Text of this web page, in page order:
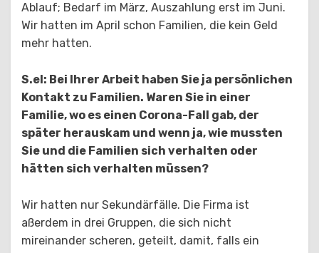
Ablauf; Bedarf im März, Auszahlung erst im Juni.
Wir hatten im April schon Familien, die kein Geld
mehr hatten.
S.el: Bei Ihrer Arbeit haben Sie ja persönlichen
Kontakt zu Familien. Waren Sie in einer
Familie, wo es einen Corona-Fall gab, der
später herauskam und wenn ja, wie mussten
Sie und die Familien sich verhalten oder
hätten sich verhalten müssen?
Wir hatten nur Sekundärfälle. Die Firma ist
aßerdem in drei Gruppen, die sich nicht
mireinander scheren, geteilt, damit, falls ein